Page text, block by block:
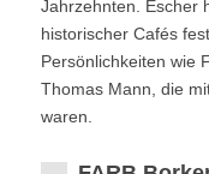
Jahrzehnten. Escher
historischer Cafés
Persönlichkeiten wie
Thomas Mann, die
waren.